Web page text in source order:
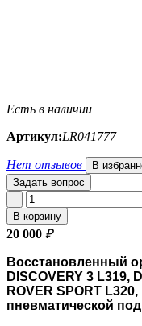
Есть в наличии
Артикул:LR041777
Нет отзывов
В
Задать вопрос
В корзину
20 000 ₽
Восстановленный
DISCOVERY 3 L319,
ROVER SPORT
пневматической